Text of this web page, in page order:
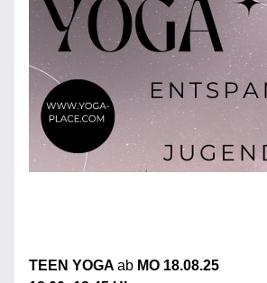
TEEN YOGA ab MO 18.08.25